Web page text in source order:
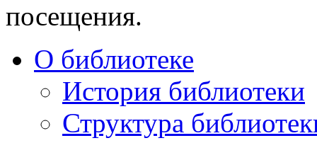
посещения.
О библиотеке
История библиотеки
Структура